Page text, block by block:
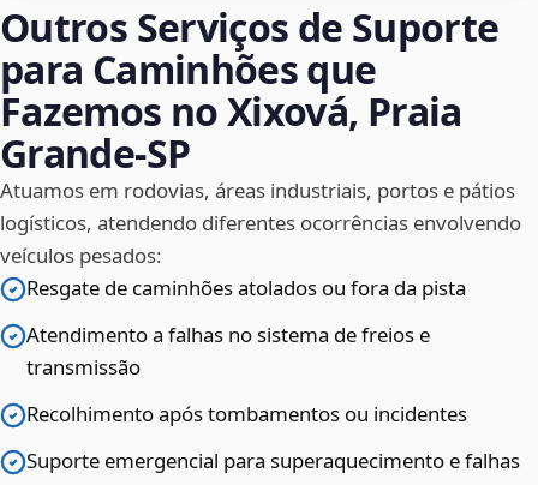
Outros Serviços de Suporte
para Caminhões que
Fazemos no Xixová, Praia
Grande‑SP
Atuamos em rodovias, áreas industriais, portos e pátios
logísticos, atendendo diferentes ocorrências envolvendo
veículos pesados:
Resgate de caminhões atolados ou fora da pista
Atendimento a falhas no sistema de freios e
transmissão
Recolhimento após tombamentos ou incidentes
Suporte emergencial para superaquecimento e falhas